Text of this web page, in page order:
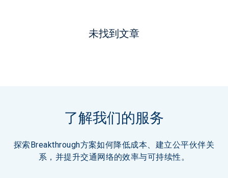
未找到文章
了解我们的服务
探索Breakthrough方案如何降低成本、建立公平伙伴关
系，并提升交通网络的效率与可持续性。